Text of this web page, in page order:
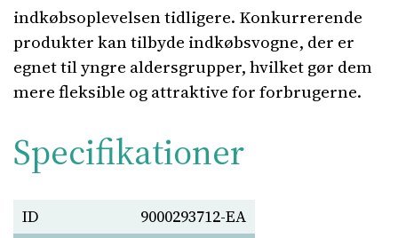
indkøbsoplevelsen tidligere. Konkurrerende
produkter kan tilbyde indkøbsvogne, der er
egnet til yngre aldersgrupper, hvilket gør dem
mere fleksible og attraktive for forbrugerne.
Specifikationer
ID
9000293712-EA